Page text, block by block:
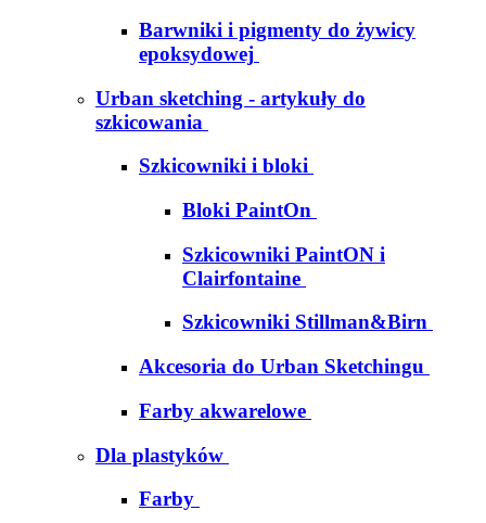
Barwniki i pigmenty do żywicy
epoksydowej
Urban sketching - artykuły do
szkicowania
Szkicowniki i bloki
Bloki PaintOn
Szkicowniki PaintON i
Clairfontaine
Szkicowniki Stillman&Birn
Akcesoria do Urban Sketchingu
Farby akwarelowe
Dla plastyków
Farby